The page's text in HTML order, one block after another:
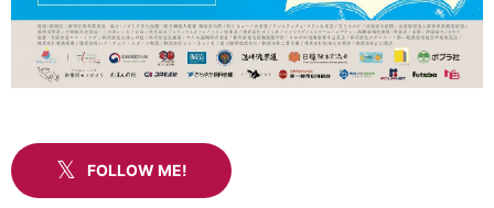
FOLLOW ME!